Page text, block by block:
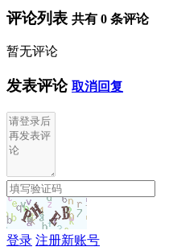
评论列表 共有 0 条评论
暂无评论
发表评论 取消回复
登录 注册新账号